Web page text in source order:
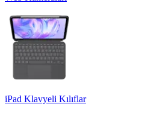
iPad Klavyeli Kılıflar